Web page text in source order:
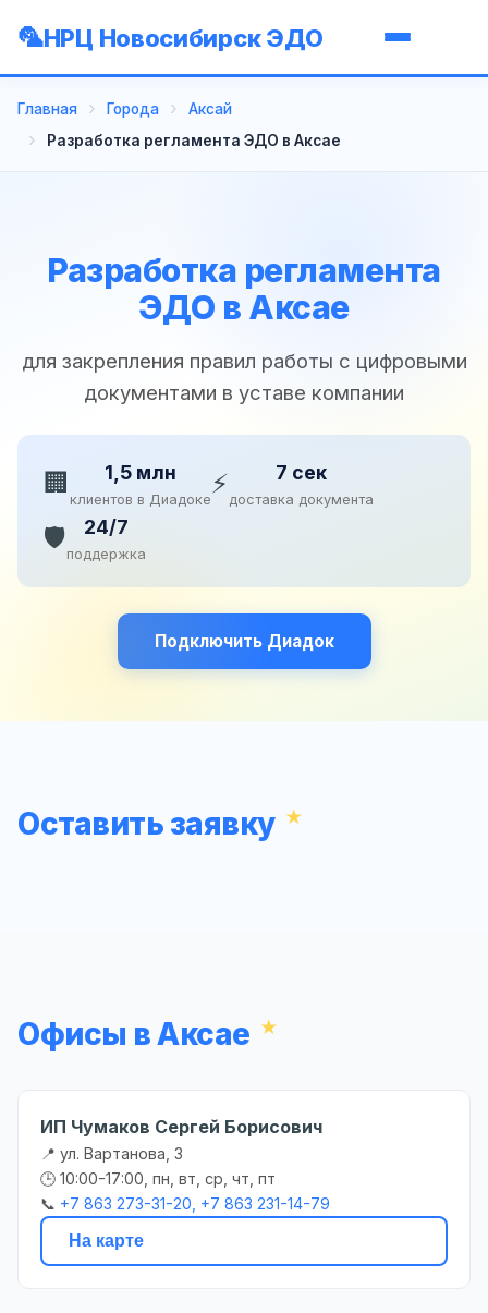
НРЦ Новосибирск ЭДО
Главная Города
Аксай
Разработка регламента ЭДО в Аксае
Разработка регламента
ЭДО в Аксае
для закрепления правил работы с цифровыми
документами в уставе компании
🏢 1,5 млн
клиентов в Диадоке⚡ 7 сек
доставка документа
🛡️ 24/7
поддержка
Подключить Диадок
Оставить заявку
Офисы в Аксае
ИП Чумаков Сергей Борисович
📍 ул. Вартанова, 3
🕒 10:00-17:00, пн, вт, ср, чт, пт
📞 +7 863 273-31-20, +7 863 231-14-79
На карте